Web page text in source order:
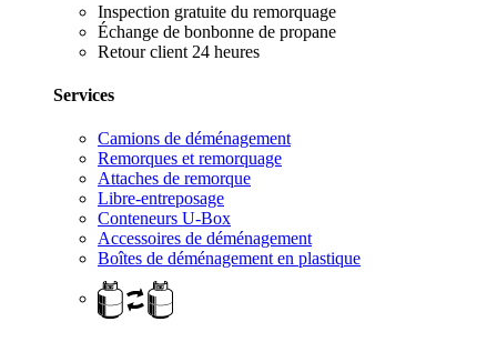
Inspection gratuite du remorquage
Échange de bonbonne de propane
Retour client 24 heures
Services
Camions de déménagement
Remorques et remorquage
Attaches de remorque
Libre-entreposage
Conteneurs U-Box
Accessoires de déménagement
Boîtes de déménagement en plastique